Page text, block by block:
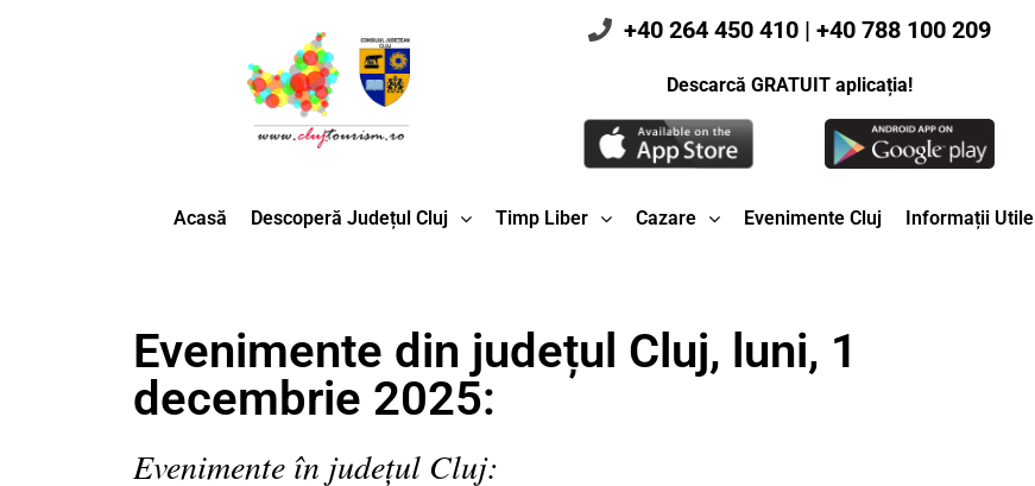
+40 264 450 410 | +40 788 100 209
Descarcă GRATUIT aplicația!
Acasă Descoperă Județul Cluj Timp Liber Cazare Evenimente Cluj Informații Utile
Evenimente din județul Cluj, luni, 1
decembrie 2025:
Evenimente în județul Cluj: